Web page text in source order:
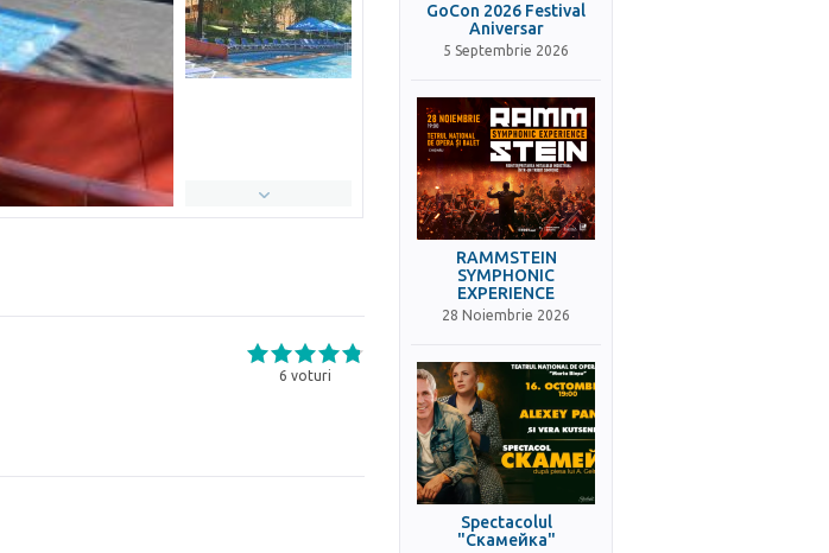
6 voturi
GoCon 2026 Festival
Aniversar
5 Septembrie 2026
RAMMSTEIN
SYMPHONIC
EXPERIENCE
28 Noiembrie 2026
Spectacolul
"Скамейка"